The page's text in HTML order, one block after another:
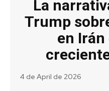
La
Trump
en
4 de April de 2026